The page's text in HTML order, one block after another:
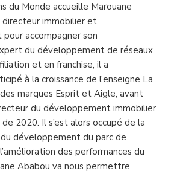
du Monde accueille Marouane
immobilier et
accompagner son
du développement de réseaux
et en franchise, il a
à la croissance de l'enseigne La
marques Esprit et Aigle, avant
du développement immobilier
2020. Il s’est alors occupé de la
développement du parc de
des performances du
Ababou va nous permettre